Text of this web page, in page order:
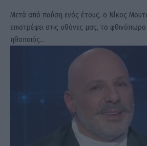
Μετά από παύση ενός έτους, ο Νίκος
επιστρέψει στις οθόνες μας, το
ηθοποιός…